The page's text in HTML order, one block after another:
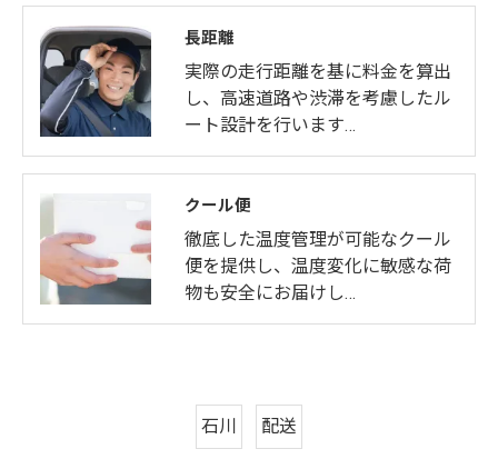
長距離
実際の走行距離を基に料金を算出
し、高速道路や渋滞を考慮したル
ート設計を行います…
クール便
徹底した温度管理が可能なクール
便を提供し、温度変化に敏感な荷
物も安全にお届けし…
石川 配送